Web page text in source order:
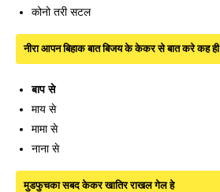
कोनो तरी सटल
नीरा आपन बिहाक बात बिजय के केकर से बात करे कह ही
बाप से
माय से
मामा से
नाना से
मुडफुचका सबद केकर खातिर राखल गेल हे